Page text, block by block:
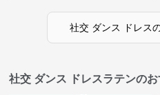
社交 ダンス ドレス
社交 ダンス ドレスラテンの